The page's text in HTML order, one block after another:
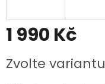
1 990 Kč
cena:
Zvolte variantu